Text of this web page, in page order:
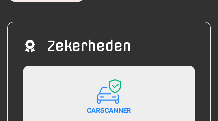
Zekerheden